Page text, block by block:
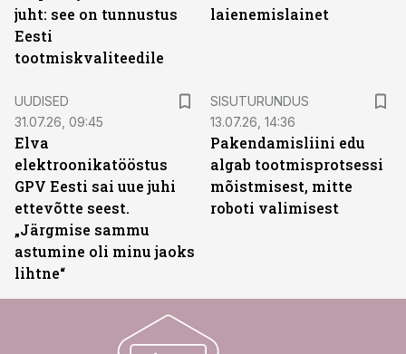
juht: see on tunnustus
Eesti
tootmiskvaliteedile
laienemislainet
UUDISED
31.07.26, 09:45
Elva
elektroonikatööstus
GPV Eesti sai uue juhi
ettevõtte seest.
„Järgmise sammu
astumine oli minu jaoks
lihtne“
SISUTURUNDUS
13.07.26, 14:36
Pakendamisliini edu
algab tootmisprotsessi
mõistmisest, mitte
roboti valimisest